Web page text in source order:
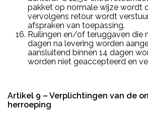
pakket op normale wijze wordt
vervolgens retour wordt
afspraken van toepassing.
Ruilingen en/of teruggaven die
dagen na levering worden
aansluitend binnen 14 dagen
worden niet geaccepteerd en
Artikel 9 – Verplichtingen van de
herroeping